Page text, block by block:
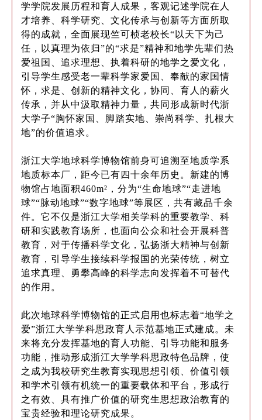
学学院发展历程和育人成果，客观记述学院在人
才培养、科学研究、文化传承与创新等方面所取
得的成就，全面展现竺可桢老校长“以天下为己
任，以真理为依归”的“求是”精神和地学先辈们热
爱祖国、追求理想、执着科研的地学之爱文化，
引导学生感受老一辈科学家爱国、奉献的家国情
怀，求是、创新的精神文化，协同、育人的薪火
传承，并从中汲取精神力量，共同形成新时代浙
大学子“胸怀家国、脚踏实地、崇尚科学、扎根大
地”的价值追求。
浙江大学地球科学博物馆前身可追溯至地质学系
地质标本厂，距今已有四十余年历史。新建的博
物馆占地面积460m²，分为“生命地球”“走进地
球”“脉动地球”“数字地球”等展区，共有藏品千余
件。它不仅是浙江大学相关学科的重要教学、科
研和实践教育场所，也面向公众和社会开展科普
教育，对于传播科学文化，弘扬浙大精神与创新
教育，引导学生接续科学报国的光荣传统，树立
追求真理、勇攀高峰的科学志向发挥着不可替代
的作用。
此次地球科学博物馆的正式启用也标志着“地学之
爱”浙江大学学科思政育人示范基地正式建成。未
来将充分发挥基地的育人功能、引导功能和服务
功能，推动形成浙江大学学科思政特色品牌，使
之成为我校研究生教育实现思想引领、价值引领
和学术引领有机统一的重要载体和平台，形成行
之有效、具有推广价值的研究生思想政治教育的
宝贵经验和理论研究成果。